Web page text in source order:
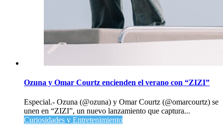
Ozuna y Omar Courtz encienden el verano con “ZIZI”
Especial.- Ozuna (@ozuna) y Omar Courtz (@omarcourtz) se
unen en “ZIZI”, un nuevo lanzamiento que captura...
Curiosidades y Entretenimiento